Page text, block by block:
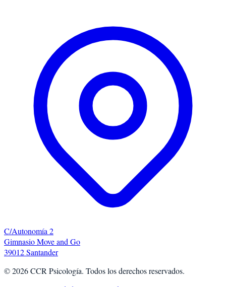
C/Autonomía 2
Gimnasio Move and Go
39012 Santander
©2026CCR Psicología. Todos los derechos reservados.